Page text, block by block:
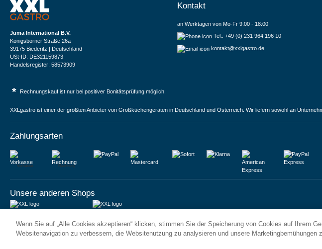
Juma International B.V.
Königsborner Straße 26a
39175 Biederitz | Deutschland
USt-ID: DE321159873
Handelsregister: 58573909
Kontakt
an Werktagen von Mo-Fr 9:00 - 18:00
Tel.: +49 (0) 231 964 196 10
kontakt@xxlgastro.de
* Rechnungskauf ist nur bei positiver Bonitätsprüfung möglich.
XXLgastro ist einer der größten Anbieter von Großküchengeräten in Deutschland und Österreich. Wir liefern sowohl an
Zahlungsarten
Vorkasse Rechnung
Unsere anderen Shops
6 Rue des Bateliers
92110 Clichy | France
Vrijheidweg 34
1521RR Wormerveer | Nederland
Wenn Sie auf „Alle Cookies akzeptieren“ klicken, stimmen Sie der Speicherung von Cookies auf Ihrem
Websitenavigation zu verbessern, die Websitenutzung zu analysieren und unsere Marketingbemühungen